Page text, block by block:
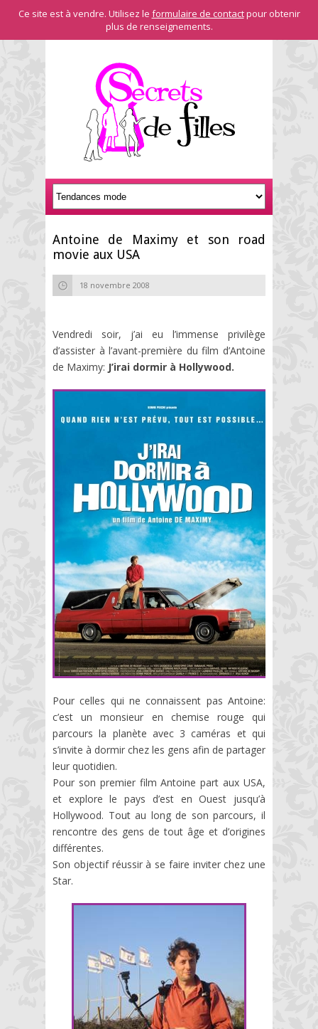
Ce site est à vendre. Utilisez le formulaire de contactpour obtenir
plus de renseignements.
Antoine de Maximy et son road
movie aux USA
18 novembre 2008
Vendredi soir, j’ai eu l’immense privilège
d’assister à l’avant-première du film d’Antoine
de Maximy: J’irai dormir à Hollywood.
Pour celles qui ne connaissent pas Antoine:
c’est un monsieur en chemise rouge qui
parcours la planète avec 3 caméras et qui
s’invite à dormir chez les gens afin de partager
leur quotidien.
Pour son premier film Antoine part aux USA,
et explore le pays d’est en Ouest jusqu’à
Hollywood. Tout au long de son parcours, il
rencontre des gens de tout âge et d’origines
différentes.
Son objectif réussir à se faire inviter chez une
Star.